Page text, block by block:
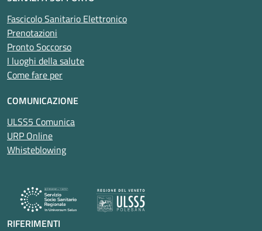
Fascicolo Sanitario Elettronico
Prenotazioni
Pronto Soccorso
I luoghi della salute
Come fare per
COMUNICAZIONE
ULSS5 Comunica
URP Online
Whisteblowing
RIFERIMENTI